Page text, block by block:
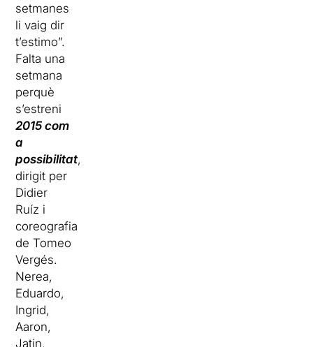
setmanes
li vaig dir
t’estimo”.
Falta una
setmana
perquè
s’estreni
2015 com
a
possibilitat,
dirigit per
Didier
Ruíz i
coreografia
de Tomeo
Vergés.
Nerea,
Eduardo,
Ingrid,
Aaron,
Jatin,